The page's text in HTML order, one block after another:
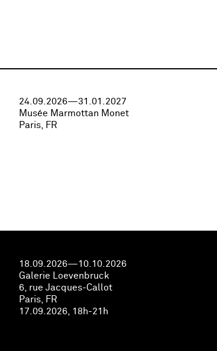
24.09.2026—31.01.2027
Musée Marmottan Monet
Paris, FR
18.09.2026—10.10.2026
Galerie Loevenbruck
6, rue Jacques-Callot
Paris, FR
17.09.2026, 18h-21h